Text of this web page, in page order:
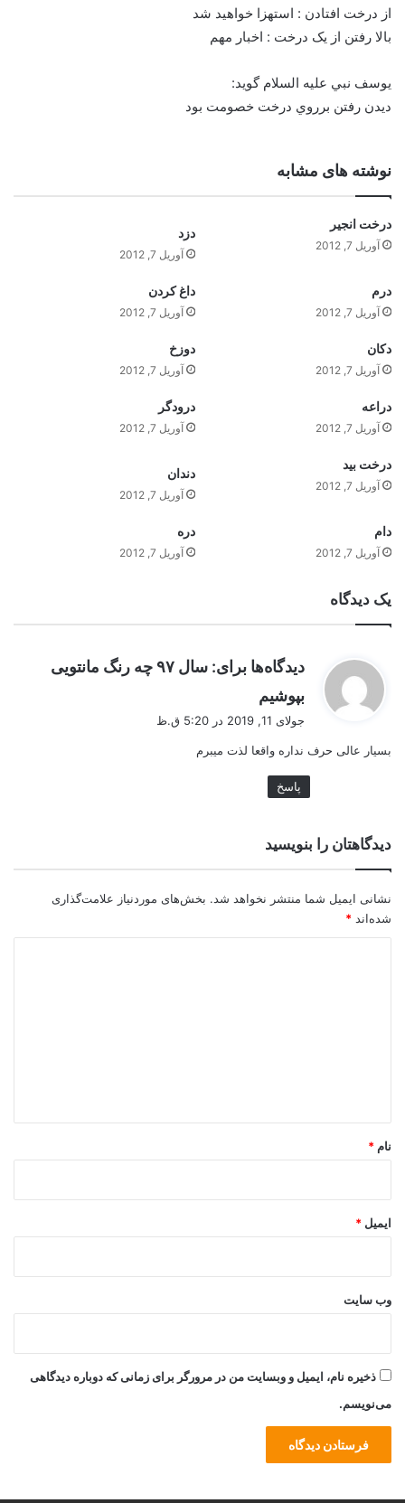
از درخت افتادن : استهزا خواهيد شد
بالا رفتن از يک درخت : اخبار مهم
يوسف نبي عليه السلام گويد:
ديدن رفتن برروي درخت خصومت بود
نوشته های مشابه
درخت انجير
آوریل 7, 2012
دزد
آوریل 7, 2012
درم
آوریل 7, 2012
داغ کردن
آوریل 7, 2012
دکان
آوریل 7, 2012
دوزخ
آوریل 7, 2012
دراعه
آوریل 7, 2012
درودگر
آوریل 7, 2012
درخت بيد
آوریل 7, 2012
دندان
آوریل 7, 2012
دام
آوریل 7, 2012
دره
آوریل 7, 2012
یک دیدگاه
دیدگاه‌ها برای: سال ۹۷ چه رنگ مانتویی
بپوشیم
:
جولای 11, 2019 در 5:20 ق.ظ
بسیار عالی حرف نداره واقعا لذت میبرم
پاسخ
دیدگاهتان را بنویسید
نشانی ایمیل شما منتشر نخواهد شد. بخش‌های موردنیاز علامت‌گذاری
شده‌اند *
نام *
ایمیل *
وب‌ سایت
ذخیره نام، ایمیل و وبسایت من در مرورگر برای زمانی که دوباره دیدگاهی
می‌نویسم.